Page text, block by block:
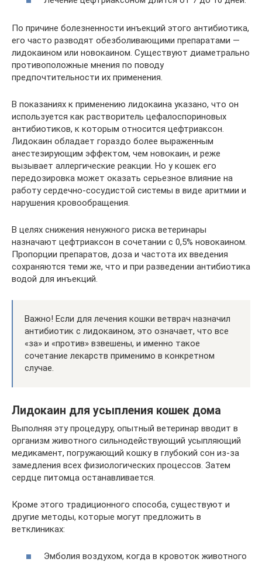
По причине болезненности инъекций этого антибиотика,
его часто разводят обезболивающими препаратами —
лидокаином или новокаином. Существуют диаметрально
противоположные мнения по поводу
предпочтительности их применения.
В показаниях к применению лидокаина указано, что он
используется как растворитель цефалоспориновых
антибиотиков, к которым относится цефтриаксон.
Лидокаин обладает гораздо более выраженным
анестезирующим эффектом, чем новокаин, и реже
вызывает аллергические реакции. Но у кошек его
передозировка может оказать серьезное влияние на
работу сердечно-сосудистой системы в виде аритмии и
нарушения кровообращения.
В целях снижения ненужного риска ветеринары
назначают цефтриаксон в сочетании с 0,5% новокаином.
Пропорции препаратов, доза и частота их введения
сохраняются теми же, что и при разведении антибиотика
водой для инъекций.
Важно! Если для лечения кошки ветврач назначил
антибиотик с лидокаином, это означает, что все
«за» и «против» взвешены, и именно такое
сочетание лекарств применимо в конкретном
случае.
Лидокаин для усыпления кошек дома
Выполняя эту процедуру, опытный ветеринар вводит в
организм животного сильнодействующий усыпляющий
медикамент, погружающий кошку в глубокий сон из-за
замедления всех физиологических процессов. Затем
сердце питомца останавливается.
Кроме этого традиционного способа, существуют и
другие методы, которые могут предложить в
ветклиниках:
Эмболия воздухом, когда в кровоток животного